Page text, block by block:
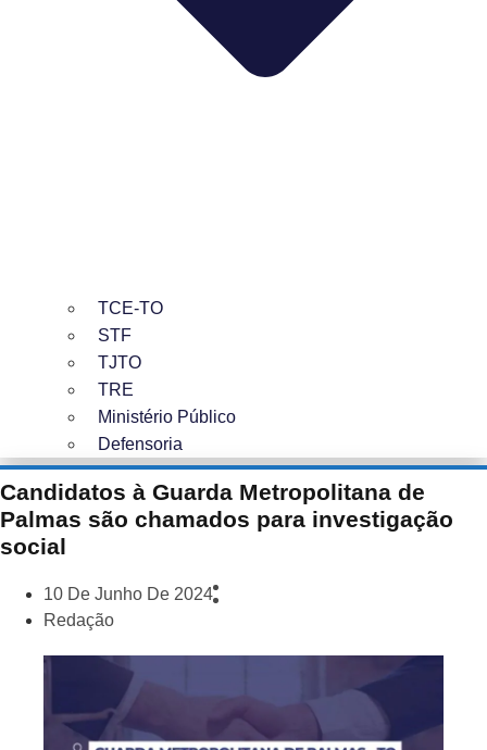
TCE-TO
STF
TJTO
TRE
Ministério Público
Defensoria
Candidatos à Guarda Metropolitana de
Palmas são chamados para investigação
social
10 De Junho De 2024
Redação